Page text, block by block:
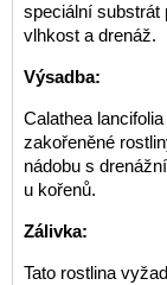
speciální substrát
vlhkost a drenáž.
Výsadba:
Calathea
zakořeněné
nádobu s
u kořenů.
Zálivka:
Tato rostlina